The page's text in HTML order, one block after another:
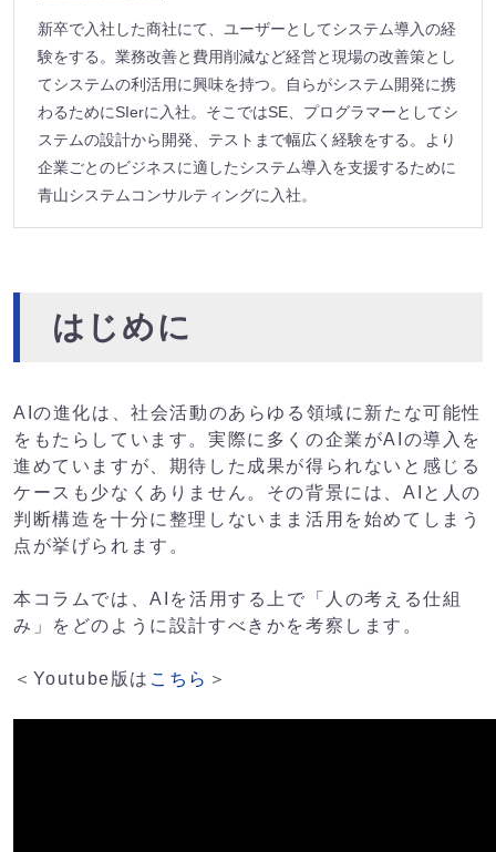
新卒で入社した商社にて、ユーザーとしてシステム導入の経
験をする。業務改善と費用削減など経営と現場の改善策とし
てシステムの利活用に興味を持つ。自らがシステム開発に携
わるためにSIerに入社。そこではSE、プログラマーとしてシ
ステムの設計から開発、テストまで幅広く経験をする。より
企業ごとのビジネスに適したシステム導入を支援するために
青山システムコンサルティングに入社。
はじめに
AIの進化は、社会活動のあらゆる領域に新たな可能性
をもたらしています。実際に多くの企業がAIの導入を
進めていますが、期待した成果が得られないと感じる
ケースも少なくありません。その背景には、AIと人の
判断構造を十分に整理しないまま活用を始めてしまう
点が挙げられます。
本コラムでは、AIを活用する上で「人の考える仕組
み」をどのように設計すべきかを考察します。
＜Youtube版は こちら ＞